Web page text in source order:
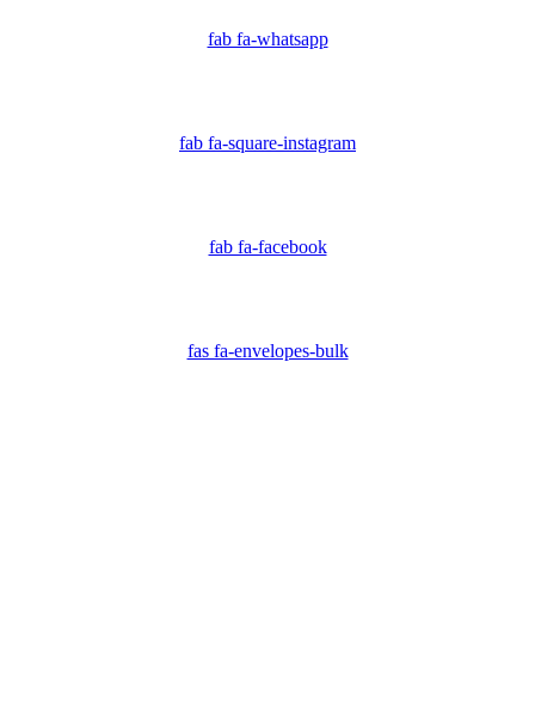
fab fa-whatsapp
fab fa-square-instagram
fab fa-facebook
fas fa-envelopes-bulk